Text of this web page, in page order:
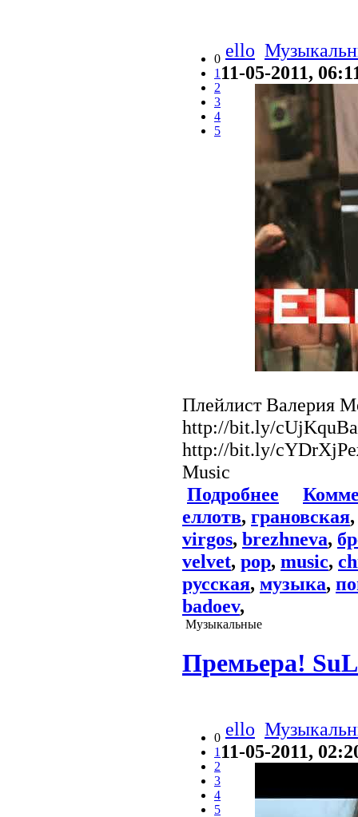
0
1
2
3
4
5
ello
11-05-2011,
Плейлист Валерия
http://bit.ly/
http://bit.ly/
Music
Подробнее
еллотв, грановская
virgos, brezhneva,
velvet, pop, music,
русская, музыка,
badoev,
Музыкальные
Премьера!
0
1
2
3
4
5
ello
11-05-2011,